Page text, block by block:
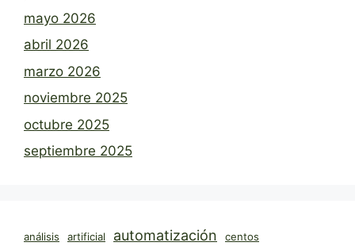
mayo 2026
abril 2026
marzo 2026
noviembre 2025
octubre 2025
septiembre 2025
análisis artificial automatización centos